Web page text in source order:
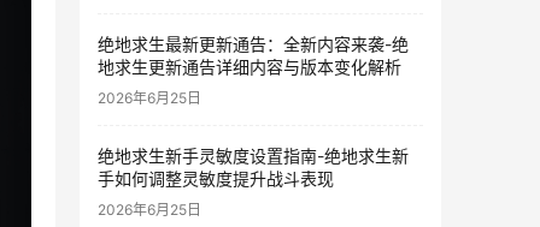
绝地求生最新更新通告：全新内容来袭-绝
地求生更新通告详细内容与版本变化解析
2026年6月25日
绝地求生新手灵敏度设置指南-绝地求生新
手如何调整灵敏度提升战斗表现
2026年6月25日